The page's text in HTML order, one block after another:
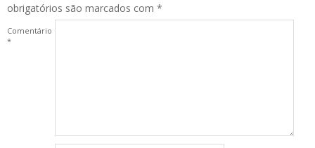
obrigatórios são marcados com *
Comentário
*